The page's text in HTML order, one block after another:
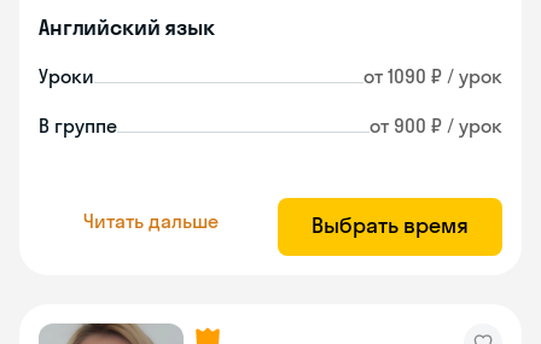
Английский язык
Уроки от 1090 ₽ / урок
В группе от 900 ₽ / урок
Читать дальше Выбрать время